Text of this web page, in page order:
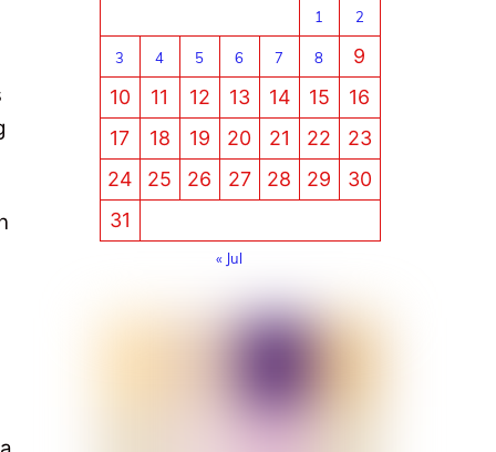
1 2
3 4 5 6 7 8
9
10
11 12 13 14 15
16
17
18 19 20 21 22
23
24
25 26 27 28 29
30
31
« Jul